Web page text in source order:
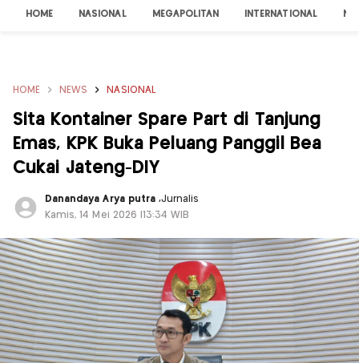
HOME NASIONAL MEGAPOLITAN INTERNATIONAL
HOME NEWS NASIONAL
Sita Kontainer Spare Part di Tanjung
Emas, KPK Buka Peluang Panggil Bea
Cukai Jateng-DIY
Danandaya Arya putra,Jurnalis
Kamis, 14 Mei 2026 |13:34 WIB